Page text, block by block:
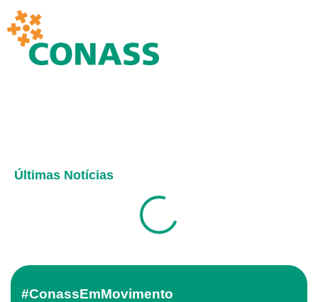
Últimas Notícias
#ConassEmMovimento